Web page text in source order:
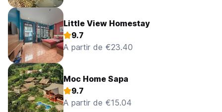
Little View Homestay
9.7
A partir de €23.40
Moc Home Sapa
9.7
A partir de €15.04